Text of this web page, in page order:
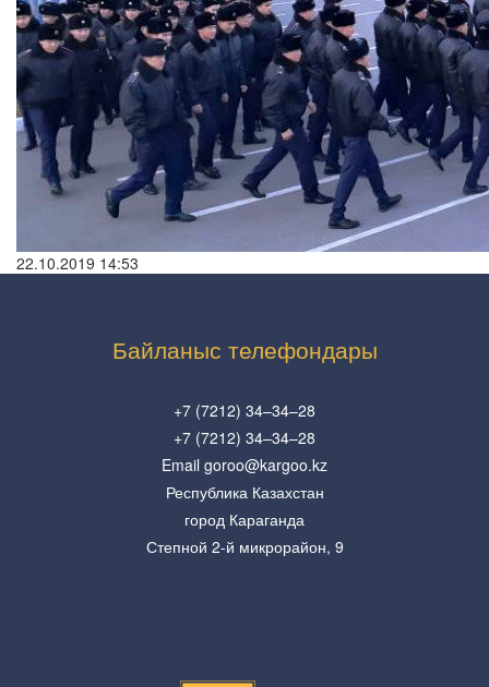
22.10.2019 14:53
Байланыс телефондары
+7 (7212) 34–34–28
+7 (7212) 34–34–28
Email goroo@kargoo.kz
Республика Казахстан
город Караганда
Степной 2-й микрорайон, 9